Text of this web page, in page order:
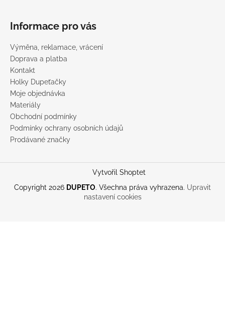
Informace pro vás
Výměna, reklamace, vrácení
Doprava a platba
Kontakt
Holky Dupeťačky
Moje objednávka
Materiály
Obchodní podmínky
Podmínky ochrany osobních údajů
Prodávané značky
Vytvořil Shoptet
Copyright 2026 DUPETO. Všechna práva vyhrazena. Upravit
nastavení cookies